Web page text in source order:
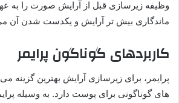
وظیفه زیرسازی قبل از آرایش صورت را به
ماندگاری بیش تر آرایش و یکدست شدن آن
کاربردهای گوناگون پرایمر
پرایمر، برای زیرسازی آرایش بهترین گزینه
های گوناگونی برای پوست دارد. به وسیله